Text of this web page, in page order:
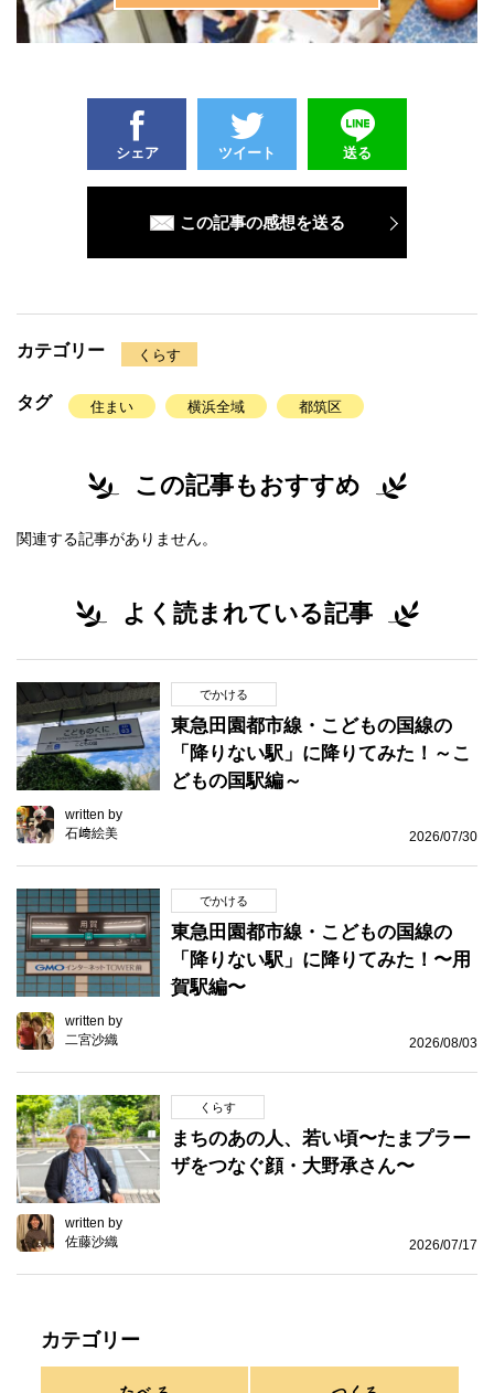
シェア ツイート 送る
この記事の感想を送る
カテゴリー くらす
タグ 住まい 横浜全域 都筑区
この記事もおすすめ
関連する記事がありません。
よく読まれている記事
でかける
東急田園都市線・こどもの国線の
「降りない駅」に降りてみた！～こ
どもの国駅編～
written by
石﨑絵美
2026/07/30
でかける
東急田園都市線・こどもの国線の
「降りない駅」に降りてみた！〜用
賀駅編〜
written by
二宮沙織
2026/08/03
くらす
まちのあの人、若い頃〜たまプラー
ザをつなぐ顔・大野承さん〜
written by
佐藤沙織
2026/07/17
カテゴリー